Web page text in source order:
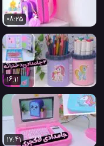
08:25
16:11
17:41